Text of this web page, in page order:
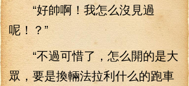
“好帥啊！我怎么沒見過
呢！？”
“不過可惜了，怎么開的是大
眾，要是換輛法拉利什么的跑車